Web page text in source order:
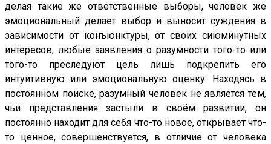
делая такие же ответственные выборы, человек же
эмоциональный делает выбор и выносит суждения в
зависимости от конъюнктуры, от своих сиюминутных
интересов, любые заявления о разумности того-то или
того-то преследуют цель лишь подкрепить его
интуитивную или эмоциональную оценку. Находясь в
постоянном поиске, разумный человек не является тем,
чьи представления застыли в своём развитии, он
постоянно находит для себя что-то новое, открывает что-
то ценное, совершенствуется, в отличие от человека